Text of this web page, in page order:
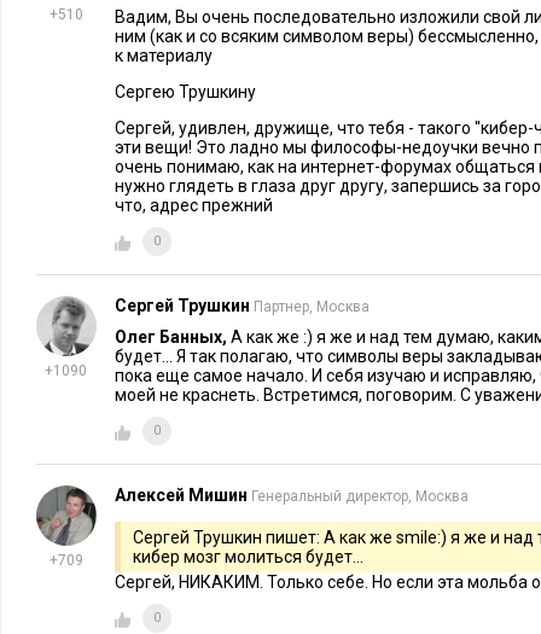
восточной культуре...
Возьмем любой западный учебник по менеджменту и
людей: человеческим ресурсом или человеческим
используют для каких-то целей. Капитал - это то, что
приросло. В любом случае, это объект, которым
и может самореализоваться. Призывы к развитию
они все приправлены самыми ласковыми словами - это
оптимизировать ресурс через поиск в нем внутренних
так: вы там, ребята, в порядке самореализации можете в
крестиком вышивать, главное, чтобы у вас нужные для
Перейдем к загадочной русской душе?
Сначала некоторый итог. Мы выделили три базовые
которые определяют мотивы создания бизнеса. Первая
нормален - мир ненормален» и я делаю бизнес ради того,
мне не нравится. Вторая, позиция «свободного
нормален» и я делаю бизнес ради него самого, я строю
истинное произведение искусства переживет меня в
«восточного человека»: «мир - нормален, я - ненормален»
средство минимизации страданий или максимизации
+510
Вадим, Вы очень последовательно изложили свой
ним (как и со всяким символом веры)
к материалу
Сергею Трушкину
Сергей, удивлен, дружище, что тебя - такого
эти вещи! Это ладно мы философы-недоучки вечно
очень понимаю, как на интернет-форумах общаться
нужно глядеть в глаза друг другу, запершись за
что, адрес прежний
0
+1090
Сергей Трушкин Партнер, Москва
Олег Банных, А как же :) я же и над тем думаю,
будет... Я так полагаю, что символы веры
пока еще самое начало. И себя изучаю и
моей не краснеть. Встретимся, поговорим. С
0
+709
Алексей Мишин Генеральный директор, Москва
Сергей Трушкин пишет: А как же smile:) я же и
кибер мозг молиться будет...
Сергей, НИКАКИМ. Только себе. Но если эта мольба
0